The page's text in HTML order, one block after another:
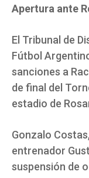
Apertura ante
El Tribunal de
Fútbol
sanciones a
de final del
estadio de
Gonzalo
entrenador
suspensión de